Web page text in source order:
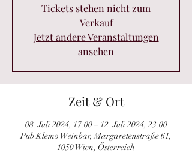
Tickets stehen nicht zum
Verkauf
Jetzt andere Veranstaltungen
ansehen
Zeit & Ort
08. Juli 2024, 17:00 – 12. Juli 2024, 23:00
Pub Klemo Weinbar, Margaretenstraße 61,
1050 Wien, Österreich